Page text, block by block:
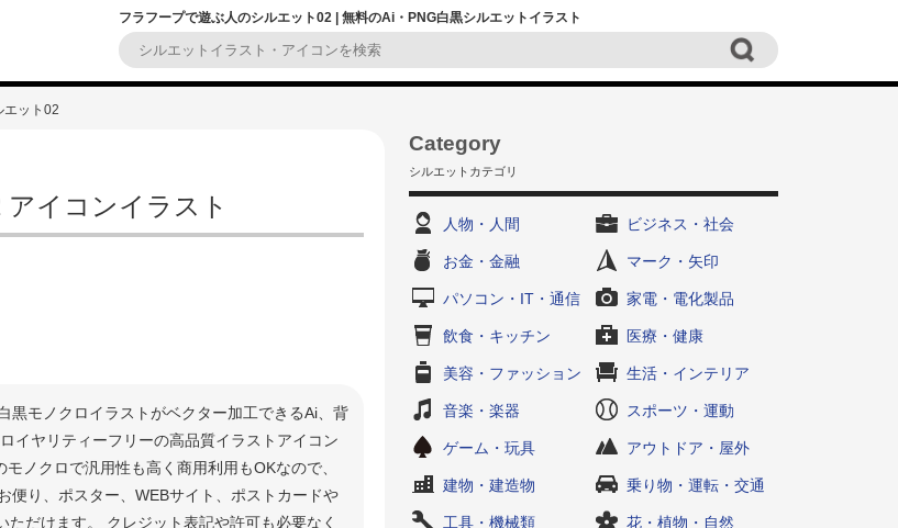
フラフープで遊ぶ人のシルエット02 | 無料のAi・PNG白黒シルエットイラスト
エット02
イコンイラスト
黒モノクロイラストがベクター加工できるAi、背
イヤリティーフリーの高品質イラストアイコン
ノクロで汎用性も高く商用利用もOKなので、
便り、ポスター、WEBサイト、ポストカードや
だけます。 クレジット表記や許可も必要なく
Category
シルエットカテゴリ
人物・人間 ビジネス・社会
お金・金融 マーク・矢印
パソコン・IT・通信 家電・電化製品
飲食・キッチン 医療・健康
美容・ファッション 生活・インテリア
音楽・楽器 スポーツ・運動
ゲーム・玩具 アウトドア・屋外
建物・建造物 乗り物・運転・交通
工具・機械類 花・植物・自然